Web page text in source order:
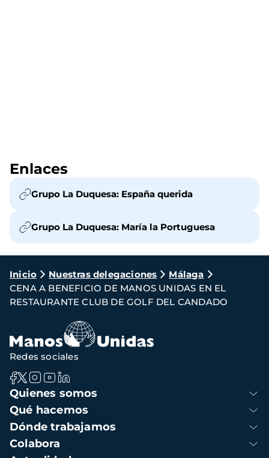
Enlaces
Grupo La Duquesa: España querida
Grupo La Duquesa: María la Portuguesa
Ruta
de
navegación
Inicio Nuestras delegaciones
Málaga
CENA A BENEFICIO DE MANOS UNIDAS EN EL
RESTAURANTE CLUB DE GOLF DEL CANDADO
Navegación
principal
Quienes somos
Qué hacemos
Dónde trabajamos
Colabora
Redes sociales